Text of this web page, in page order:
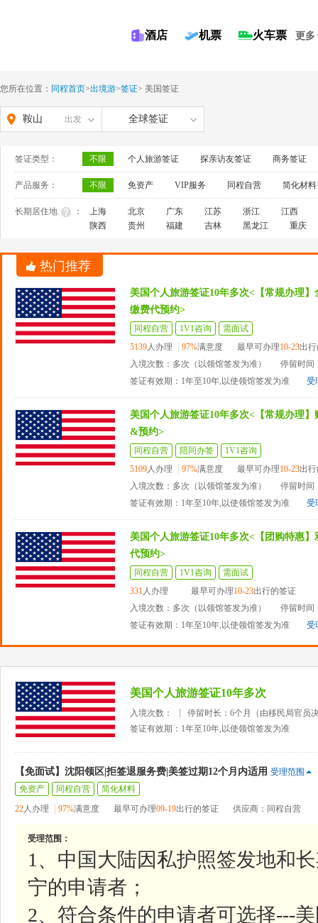
酒店 机票 火车票 更多
您所在位置： 同程首页>出境游>签证> 美国签证
鞍山 出发 全球签证
签证类型： 不限 个人旅游签证 探亲访友签证 商务签证
产品服务： 不限 免资产 VIP服务 同程自营 简化材料
长期居住地 ： 上海 北京 广东 江苏 浙江
江西
陕西
贵州 福建 吉林 黑龙江 重庆
热门推荐
美国个人旅游签证10年多次<【常规办理
缴费代预约>
同程自营 1V1咨询
需面试
5139人办理 97%满意度 最早可办理10-23出
入境次数：多次（以领馆签发为准）
停留时间
签证有效期：1年至10年,以使领馆签发为准
受
美国个人旅游签证10年多次<【常规办理
&预约>
同程自营 陪同办签
1V1咨询
5109人办理 97%满意度 最早可办理10-23出
入境次数：多次（以领馆签发为准）
停留时间
签证有效期：1年至10年,以使领馆签发为准
受
美国个人旅游签证10年多次<【团购特惠
代预约>
同程自营 1V1咨询
需面试
331人办理 最早可办理10-23出行的签证
入境次数：多次（以领馆签发为准）
停留时间
签证有效期：1年至10年,以使领馆签发为准
受
美国个人旅游签证10年多次
入境次数：
停留时长：6个月（由移民局官员
签证有效期：1年至10年,以使领馆签发为准
【免面试】沈阳领区|拒签退服务费|美签过期12个月内适用 受理范围
免资产
同程自营
简化材料
22人办理 97%满意度 最早可办理09-19出行的签证 供应商：同程自营
受理范围：
1、中国大陆因私护照签发地和
宁的申请者；
2、符合条件的申请者可选择---